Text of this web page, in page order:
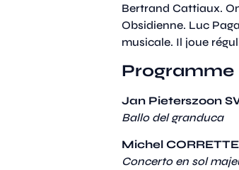
Bertrand Cattiaux.
Obsidienne. Luc
musicale. Il joue
Programme
Jan Pieterszoon
Ballo del granduca
Michel CORRETTE
Concerto en sol